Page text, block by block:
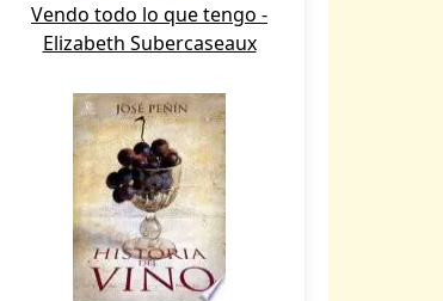
Vendo todo lo que tengo -
Elizabeth Subercaseaux